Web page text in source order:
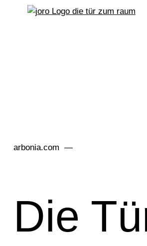
arbonia.com
Die